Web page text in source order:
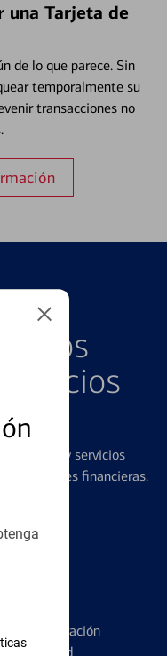
una Tarjeta de
de lo que parece. Sin
temporalmente su
transacciones no
y servicios
financieras.
la administración
identidad